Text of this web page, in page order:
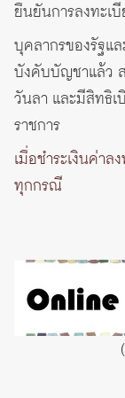
ยืนยันการลงทะเ
บุคลากรของรัฐแ
บังคับบัญชาแล้ว ส
วันลา และมีสิทธิเ
ราชการ
เมื่อชำระเงินค่า
ทุกกรณี